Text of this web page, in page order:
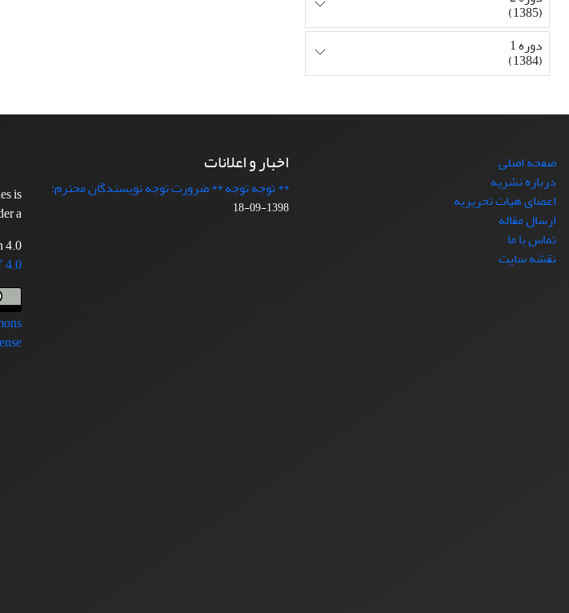
(1385)
دوره 1
(1384)
صفحه اصلی
درباره نشریه
اعضای هیات تحریریه
ارسال مقاله
تماس با ما
نقشه سایت
اخبار و اعلانات
** توجه توجه ** ضرورت توجه نویسندگان محترم:
1398-09-18
is
a
4.0